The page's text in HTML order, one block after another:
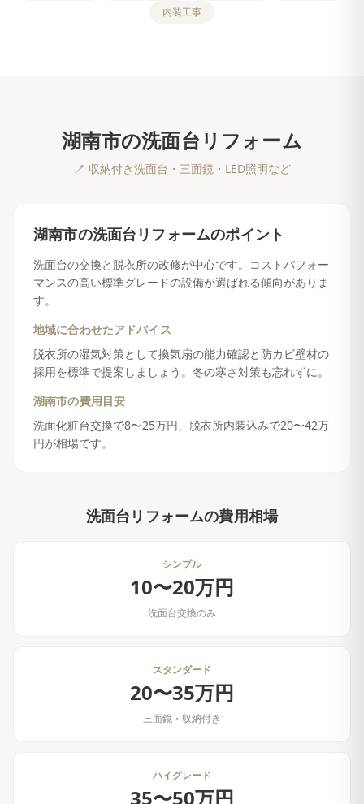
内装工事
湖南市の洗面台リフォーム
🪥 収納付き洗面台・三面鏡・LED照明など
湖南市の洗面台リフォームのポイント
洗面台の交換と脱衣所の改修が中心です。コストパフォー
マンスの高い標準グレードの設備が選ばれる傾向がありま
す。
地域に合わせたアドバイス
脱衣所の湿気対策として換気扇の能力確認と防カビ壁材の
採用を標準で提案しましょう。冬の寒さ対策も忘れずに。
湖南市の費用目安
洗面化粧台交換で8〜25万円、脱衣所内装込みで20〜42万
円が相場です。
洗面台リフォームの費用相場
シンプル
10〜20万円
洗面台交換のみ
スタンダード
20〜35万円
三面鏡・収納付き
ハイグレード
35〜50万円